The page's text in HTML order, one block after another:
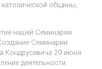
католической общины,
нашей Семинарии
Семинарии
Кондрусевича 29 июня
деятельности